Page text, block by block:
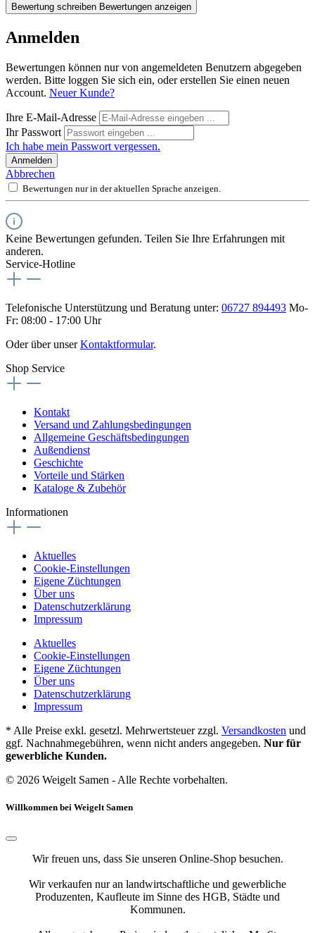
Bewertung schreiben Bewertungen anzeigen
Anmelden
Bewertungen können nur von angemeldeten Benutzern abgegeben
werden. Bitte loggen Sie sich ein, oder erstellen Sie einen neuen
Account. Neuer Kunde?
Ihre E-Mail-Adresse
Ihr Passwort
Ich habe mein Passwort vergessen.
Anmelden
Abbrechen
Bewertungen nur in der aktuellen Sprache anzeigen.
Keine Bewertungen gefunden. Teilen Sie Ihre Erfahrungen mit
anderen.
Service-Hotline
Telefonische Unterstützung und Beratung unter: 06727 894493 Mo-
Fr: 08:00 - 17:00 Uhr
Oder über unserKontaktformular.
Shop Service
Kontakt
Versand und Zahlungsbedingungen
Allgemeine Geschäftsbedingungen
Außendienst
Geschichte
Vorteile und Stärken
Kataloge & Zubehör
Informationen
Aktuelles
Cookie-Einstellungen
Eigene Züchtungen
Über uns
Datenschutzerklärung
Impressum
Aktuelles
Cookie-Einstellungen
Eigene Züchtungen
Über uns
Datenschutzerklärung
Impressum
* Alle Preise exkl. gesetzl. Mehrwertsteuer zzgl. Versandkosten und
ggf. Nachnahmegebühren, wenn nicht anders angegeben. Nur für
gewerbliche Kunden.
© 2026 Weigelt Samen - Alle Rechte vorbehalten.
Willkommen bei Weigelt Samen
Wir freuen uns, dass Sie unseren Online-Shop besuchen.
Wir verkaufen nur an landwirtschaftliche und gewerbliche
Produzenten, Kaufleute im Sinne des HGB, Städte und
Kommunen.